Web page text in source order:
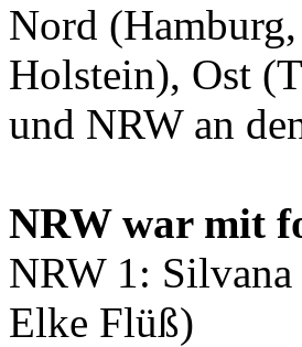
Nord
Holstein), Ost
und NRW an
NRW war mit
NRW 1:
Elke Flüß)